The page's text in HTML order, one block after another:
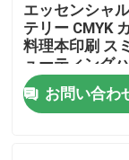
ビデオ
私達について
エッセンシャ
テリー CMYK
料理本印刷 ス
ューティング
バー
80gm/100gm/
輝くアート紙
お問い合わ